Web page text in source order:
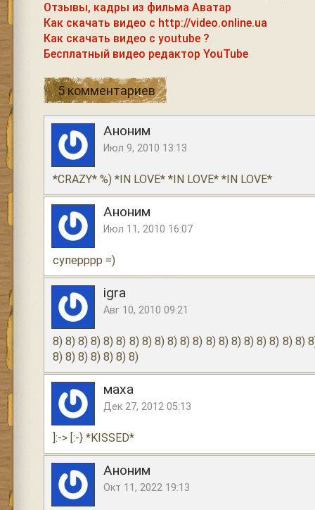
Отзывы, кадры из фильма Аватар
Как скачать видео с http://video.online.ua
Как скачать видео с youtube ?
Бесплатный видео редактор YouTube
5 комментариев
Аноним
Июл 9, 2010 13:13
*CRAZY* %) *IN LOVE* *IN LOVE* *IN LOVE*
Аноним
Июл 11, 2010 16:07
суперррр =)
igra
Авг 10, 2010 09:21
8) 8) 8) 8) 8) 8) 8) 8) 8) 8) 8) 8) 8) 8) 8) 8) 8) 8) 8) 8)
8) 8) 8) 8) 8) 8) 8)
маха
Дек 27, 2012 05:13
]:-> [:-} *KISSED*
Аноним
Окт 11, 2022 19:13